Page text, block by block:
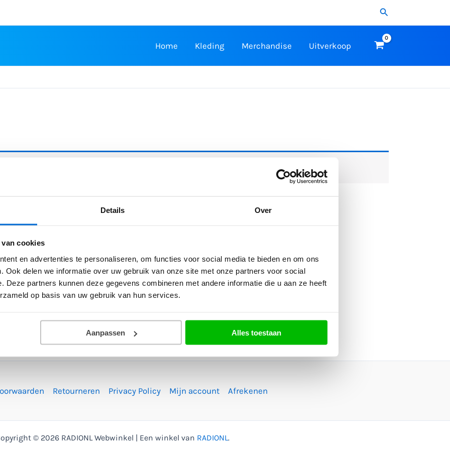
Details Over
cookies
en advertenties te personaliseren, om functies voor social media te bieden en om ons
Ook delen we informatie over uw gebruik van onze site met onze partners voor social
Deze partners kunnen deze gegevens combineren met andere informatie die u aan ze heeft
op basis van uw gebruik van hun services.
Aanpassen Alles toestaan
Zoeken
Home Kleding Merchandise Uitverkoop
Retourneren Privacy Policy Mijn account Afrekenen
© 2026 RADIONL Webwinkel | Een winkel van RADIONL.